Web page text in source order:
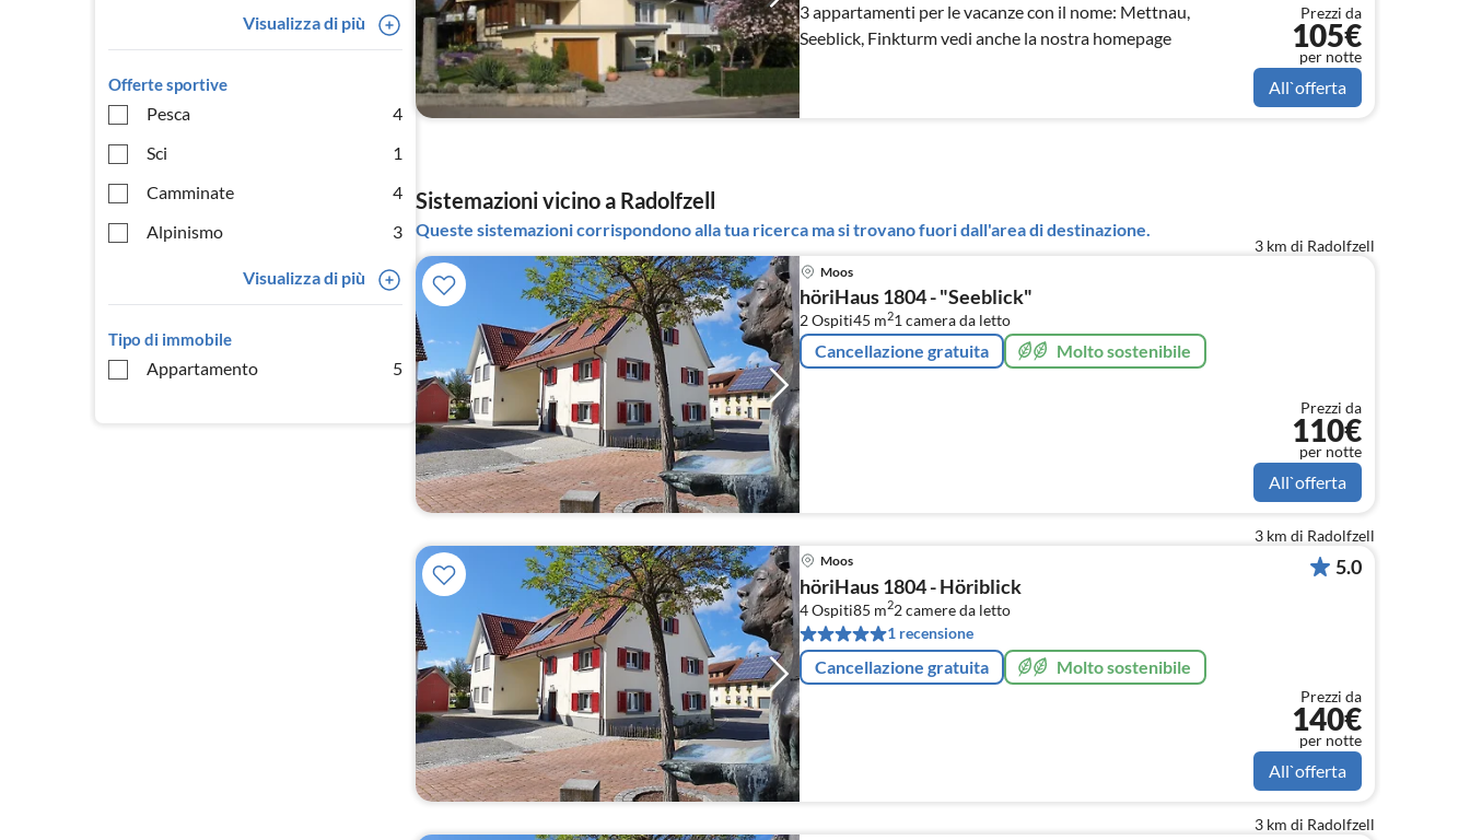
Visualizza di più
Offerte sportive
Pesca
4
Sci
1
Camminate
4
Alpinismo
3
Visualizza di più
Tipo di immobile
Appartamento 5
3 appartamenti per le vacanze con il nome: Mettnau,
Seeblick, Finkturm vedi anche la nostra homepage
Prezzi da
105€
per notte
All`offerta
Sistemazioni vicino a Radolfzell
Queste sistemazioni corrispondono alla tua ricerca ma si trovano fuori dall'area di destinazione.
3 km di Radolfzell
Moos
höriHaus 1804 - "Seeblick"
2 Ospiti45 m21camera da letto
Cancellazione gratuita Molto sostenibile
Prezzi da
110€
per notte
All`offerta
3 km di Radolfzell
Moos
höriHaus 1804 - Höriblick
4 Ospiti85 m22camere da letto
1 recensione
Cancellazione gratuita Molto sostenibile
5.0
Prezzi da
140€
per notte
All`offerta
3 km di Radolfzell